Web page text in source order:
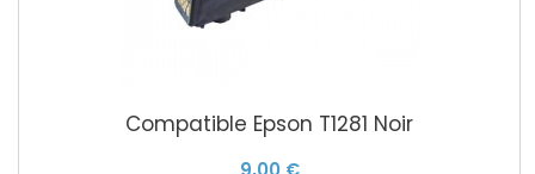
Compatible Epson T1281 Noir